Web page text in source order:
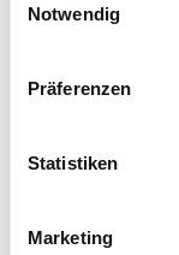
Notwendig
Präferenzen
Statistiken
Marketing